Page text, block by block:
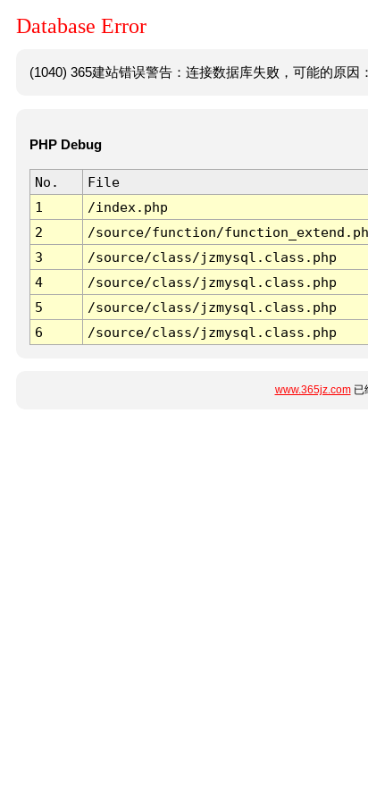
Database Error
(1040) 365建站错误警告：连接数据库失败，可能的原因
PHP Debug
No. File
1
/index.php
2
/source/function/
3
/source/class/jzmysql.class.php
4
/source/class/jzmysql.class.php
5
/source/class/jzmysql.class.php
6
/source/class/jzmysql.class.php
www.365jz.com已